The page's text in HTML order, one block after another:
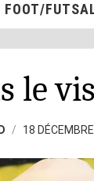
FOOT/
le
18